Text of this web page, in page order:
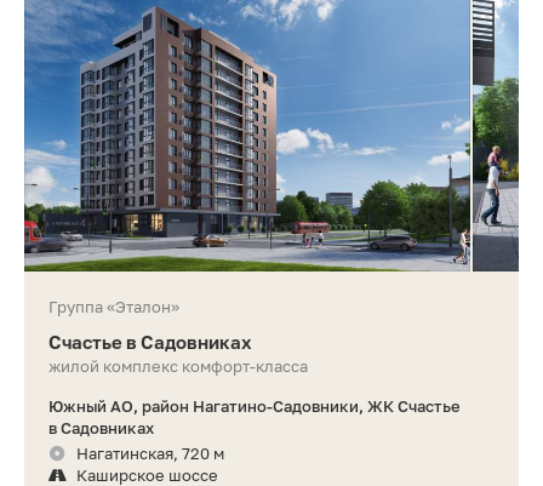
Группа «Эталон»
Счастье в Садовниках
жилой комплекс комфорт-класса
Южный АО, район Нагатино-Садовники, ЖК Счастье
в Садовниках
Нагатинская, 720 м
Каширское шоссе